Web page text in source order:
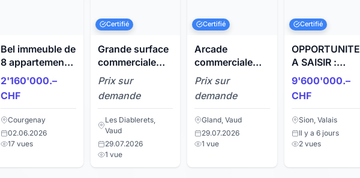
Bel immeuble de
8 appartements
rénovés à
vendre à
Courgenay
2'160'000.–
CHF
Courgenay
02.06.2026
17 vues
Certifié
Grande surface
commerciale
aux pieds des
pistes
Prix sur
demande
Les Diablerets,
Vaud
29.07.2026
1 vue
Certifié
Arcade
commerciale
avec vitrines
Prix sur
demande
Gland, Vaud
29.07.2026
1 vue
Certifié
OPPORTUNITE
A SAISIR :
Immeuble de
rendement à
vendre à Sion
9'600'000.–
CHF
Sion, Valais
Il y a 6 jours
2 vues